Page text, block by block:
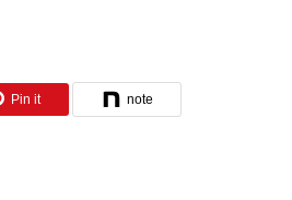
Pin it note